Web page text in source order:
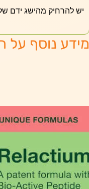
יש להרחיק מהישג ידם
מידע נוסף על